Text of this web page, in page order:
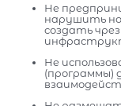
Не
нарушить
создать
Не
(программы)